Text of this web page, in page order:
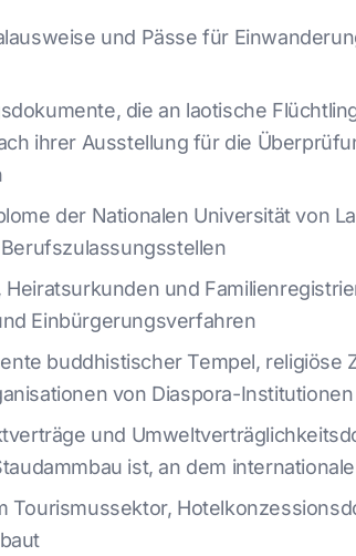
und Pässe für
die an laotische
ihrer Ausstellung für die
der Nationalen Universität von
und
Einbürgerungsverfahren
buddhistischer Tempel, religiöse
von Diaspora-
und
ist, an dem
Tourismussektor,